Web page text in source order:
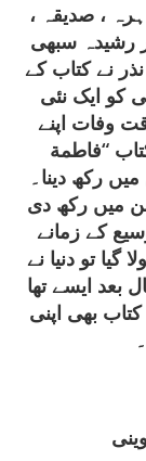
، صدیقہ ،
رشیدہ سبھی
نے کتاب کے
کو ایک نئی
وفات اپنے
“فاطمة
رکھ دینا۔
میں رکھ دی
کے زمانے
تو دنیا نے
بعد ایسے تھا
بھی اپنی